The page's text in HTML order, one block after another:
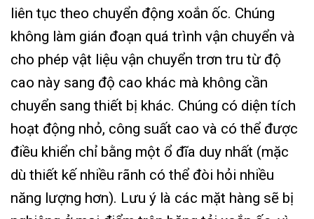
liên tục theo chuyển động xoắn ốc. Chúng
không làm gián đoạn quá trình vận chuyển và
cho phép vật liệu vận chuyển trơn tru từ độ
cao này sang độ cao khác mà không cần
chuyển sang thiết bị khác. Chúng có diện tích
hoạt động nhỏ, công suất cao và có thể được
điều khiển chỉ bằng một ổ đĩa duy nhất (mặc
dù thiết kế nhiều rãnh có thể đòi hỏi nhiều
năng lượng hơn). Lưu ý là các mặt hàng sẽ bị